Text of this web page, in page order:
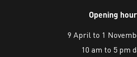
Opening
9 April to 1
10 am to 5 pm